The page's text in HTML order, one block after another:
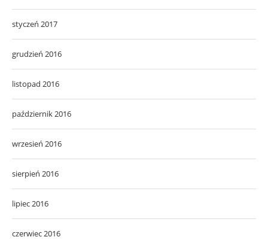
styczeń 2017
grudzień 2016
listopad 2016
październik 2016
wrzesień 2016
sierpień 2016
lipiec 2016
czerwiec 2016